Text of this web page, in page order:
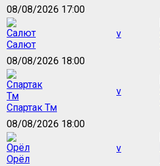
08/08/2026 17:00
Салют
v
08/08/2026 18:00
Спартак Тм
v
08/08/2026 18:00
Орёл
v